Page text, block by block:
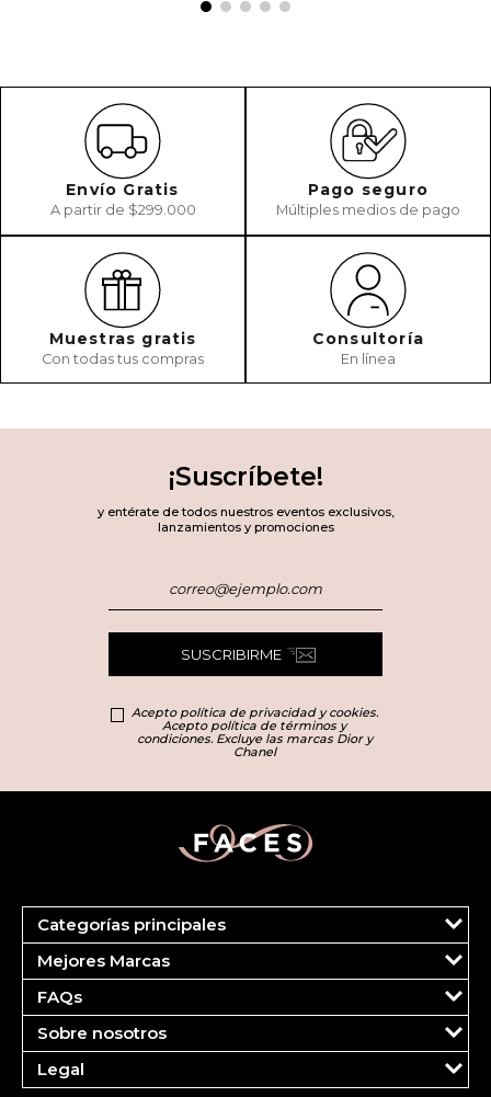
Envío Gratis
A partir de $299.000
Pago seguro
Múltiples medios de pago
Muestras gratis
Con todas tus compras
Consultoría
En línea
¡Suscríbete!
y entérate de todos nuestros eventos exclusivos,
lanzamientos y promociones
SUSCRIBIRME
Acepto política de privacidad y cookies.
Acepto política de términos y
condiciones. Excluye las marcas Dior y
Chanel
Categorías principales
Marcas
Dior
Más Vendidos
Fragancias
Maquillaje
Cuidado del Rostro
Cuidado Corporal
Cuidado Capilar
Mejores Marcas
Clinique
Estee Lauder
Carolina Herrera
Ver todas las marcas
FAQs
Tu cuenta
Pedidos
FAQS
Pagos
Sobre nosotros
¿Quiénes somos?
Contáctanos
Legal
Política de Entregas